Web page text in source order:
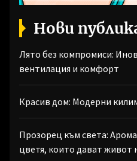
Нови
Лято без компромиси:
вентилация и комфорт
Красив дом: Модерни
Прозорец към света:
цветя, които дават живот